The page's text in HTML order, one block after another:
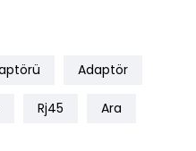
Adaptör
Rj45 Ara